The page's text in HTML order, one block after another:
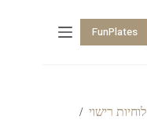
FunPlates
לוחיות רישוי /